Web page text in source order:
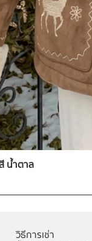
น้ำตาล
วิธีการเช่า